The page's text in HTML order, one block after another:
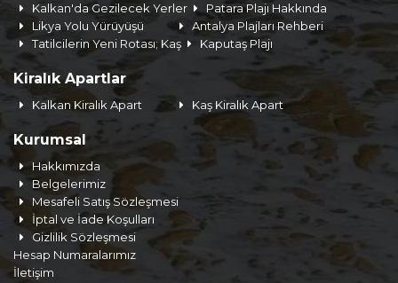
Kalkan'da Gezilecek Yerler
Patara Plajı Hakkında
Likya Yolu Yürüyüşü
Antalya Plajları Rehberi
Tatilcilerin Yeni Rotası; Kaş
Kaputaş Plajı
Kiralık Apartlar
Kalkan Kiralık Apart Kaş Kiralık Apart
Kurumsal
Hakkımızda
Belgelerimiz
Mesafeli Satış Sözleşmesi
İptal ve İade Koşulları
Gizlilik Sözleşmesi
Hesap Numaralarımız
İletişim